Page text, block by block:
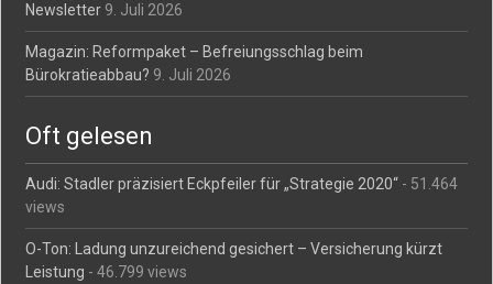
Newsletter 9. Juli 2026
Magazin: Reformpaket – Befreiungsschlag beim
Bürokratieabbau? 9. Juli 2026
Oft gelesen
Audi: Stadler präzisiert Eckpfeiler für „Strategie 2020“ - 51.464
views
O-Ton: Ladung unzureichend gesichert – Versicherung kürzt
Leistung - 46.799 views